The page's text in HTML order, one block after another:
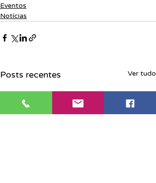
Eventos
Notícias
Posts recentes Ver tudo